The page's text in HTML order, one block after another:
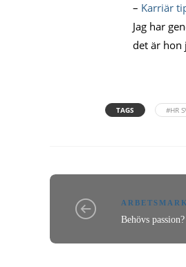
– Karriär
Jag har
det är hon
TAGS #HR
Behövs passion?